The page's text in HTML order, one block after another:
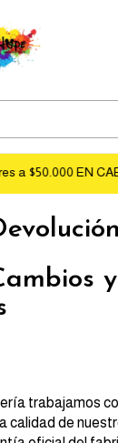
a $50.000 EN
y
trabajamos
calidad de